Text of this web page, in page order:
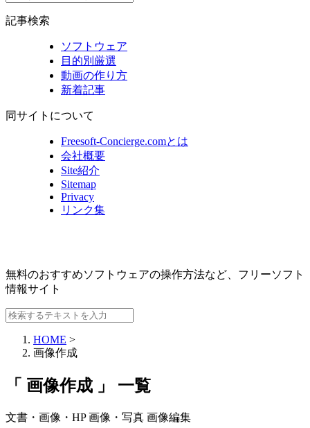
記事検索
ソフトウェア
目的別厳選
動画の作り方
新着記事
同サイトについて
Freesoft-Concierge.comとは
会社概要
Site紹介
Sitemap
Privacy
リンク集
無料のおすすめソフトウェアの操作方法など、 フリーソフト
情報サイト
HOME >
画像作成
「 画像作成 」 一覧
文書・画像・HP 画像・写真 画像編集